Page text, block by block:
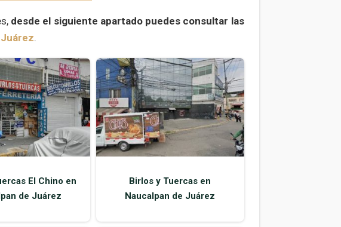
desde el siguiente apartado puedes consultar las
.
El Chino en
de Juárez
Birlos y Tuercas en
Naucalpan de Juárez